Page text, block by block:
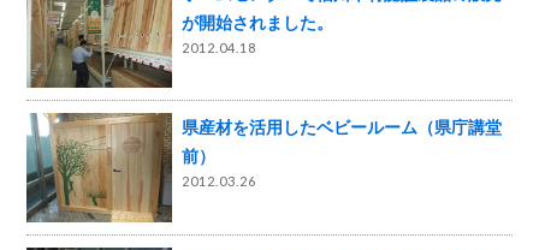
が開始されました。
2012.04.18
県産材を活用したベビールーム（県庁講堂
前）
2012.03.26